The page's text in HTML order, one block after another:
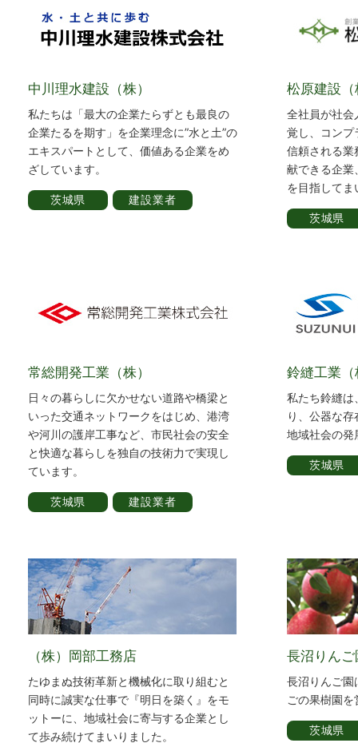
中川理水建設（株）
私たちは「最大の企業たらずとも最良の
企業たるを期す」を企業理念に”水と土”の
エキスパートとして、価値ある企業をめ
ざしています。
茨城県 建設業者
松原建設
全社員が社会
覚し、コンプ
信頼される業
献できる企業
を目指してま
茨城県
常総開発工業（株）
日々の暮らしに欠かせない道路や橋梁と
いった交通ネットワークをはじめ、港湾
や河川の護岸工事など、市民社会の安全
と快適な暮らしを独自の技術力で実現し
ています。
茨城県 建設業者
鈴縫工業
私たち鈴縫は
り、公器な
地域社会の発
茨城県
（株）岡部工務店
たゆまぬ技術革新と機械化に取り組むと
同時に誠実な仕事で『明日を築く』をモ
ットーに、地域社会に寄与する企業とし
て歩み続けてまいりました。
長沼りんご
長沼りんご園
ごの果樹園
茨城県